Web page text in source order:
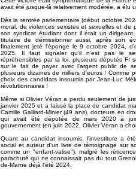
avait été jusque-là relativement modérée, a élu
Dès la rentrée parlementaire (début octobre
moral, de violences sexistes et sexuelles et de
son syndicat étudiant dont il était un
titulaire de démissionner aussi, après son
finalement jeté l'éponge le 9 octobre 2024,
2025. Il faut signaler qu'il n'est pas le
répréhensibles par la loi, plusieurs députés
sur le fait de payer avec l'argent public de
plusieurs dizaines de milliers d'euros ! Comme
choix des candidats insoumis par Jean-Luc
révolutionnaires !
Même si Olivier Véran a perdu seulement de
janvier 2025 et a laissé la place de candidat
Camille Galliard-Minier (49 ans), docteure en
qui avait été députée de mars 2020 à
gouvernement (en juin 2022, Olivier Véran a
Quant au candidat insoumis, l'investiture a
social et auteur d'un livre de témoignage sur
comme un "enfant-valise"), malgré les
parachuté qui ne connaissait pas du tout
de-Marne déjà l'été 2024.